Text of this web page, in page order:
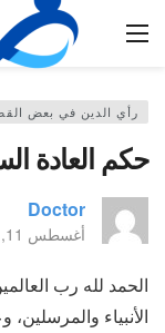
رأي الدين في بعض
حكم العادة
Doctor
أغسطس 11, 2018
الحمد لله رب
الأنبياء